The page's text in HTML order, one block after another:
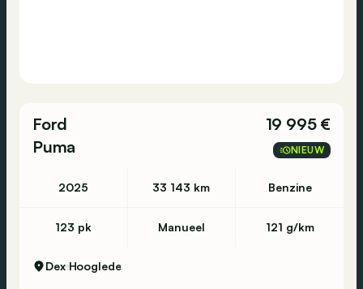
Ford
Puma
19 995 €
NIEUW
2025 33 143 km Benzine
123 pk Manueel 121 g/km
Dex Hooglede